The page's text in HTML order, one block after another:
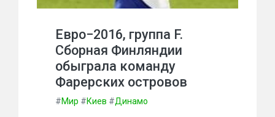
Евро−2016, группа F.
Сборная Финляндии
обыграла команду
Фарерских островов
#Мир #Киев #Динамо